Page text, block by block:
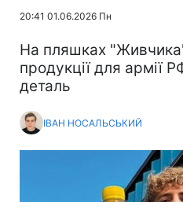
20:41 01.06.2026 Пн
На пляшках
продукції для армії
деталь
ІВАН НОСАЛЬСЬКИЙ